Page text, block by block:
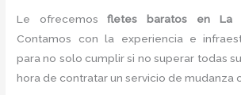
Le ofrecemos fletes baratos en La
Contamos con la experiencia e
para no solo cumplir si no superar todas
hora de contratar un servicio de mudanza